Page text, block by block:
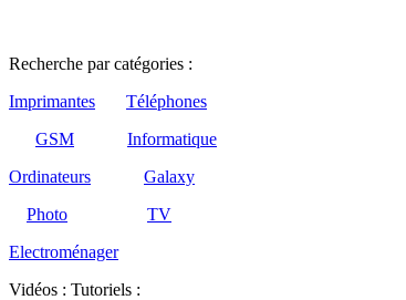
Recherche par catégories :
Imprimantes
Téléphones
GSM
Informatique
Ordinateurs
Galaxy
Photo
TV
Electroménager
Vidéos : Tutoriels :